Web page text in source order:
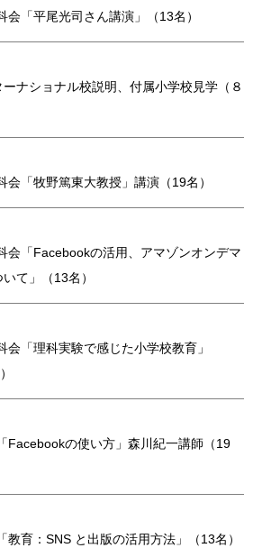
「平尾光司さん講演」（13名）
ナショナル校説明、付属小学校見学（８
「牧野篤東大教授」講演（19名）
会「Facebookの活用、アマゾンオンデマ
て」（13名）
「理科実験で感じた小学校教育」
Facebookの使い方」森川紀一講師（19
育：SNS と出版の活用方法」（13名）